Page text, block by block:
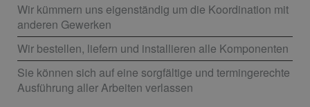
Wir kümmern uns eigenständig um die Koordination mit
anderen Gewerken
Wir bestellen, liefern und installieren alle Komponenten
Sie können sich auf eine sorgfältige und termingerechte
Ausführung aller Arbeiten verlassen